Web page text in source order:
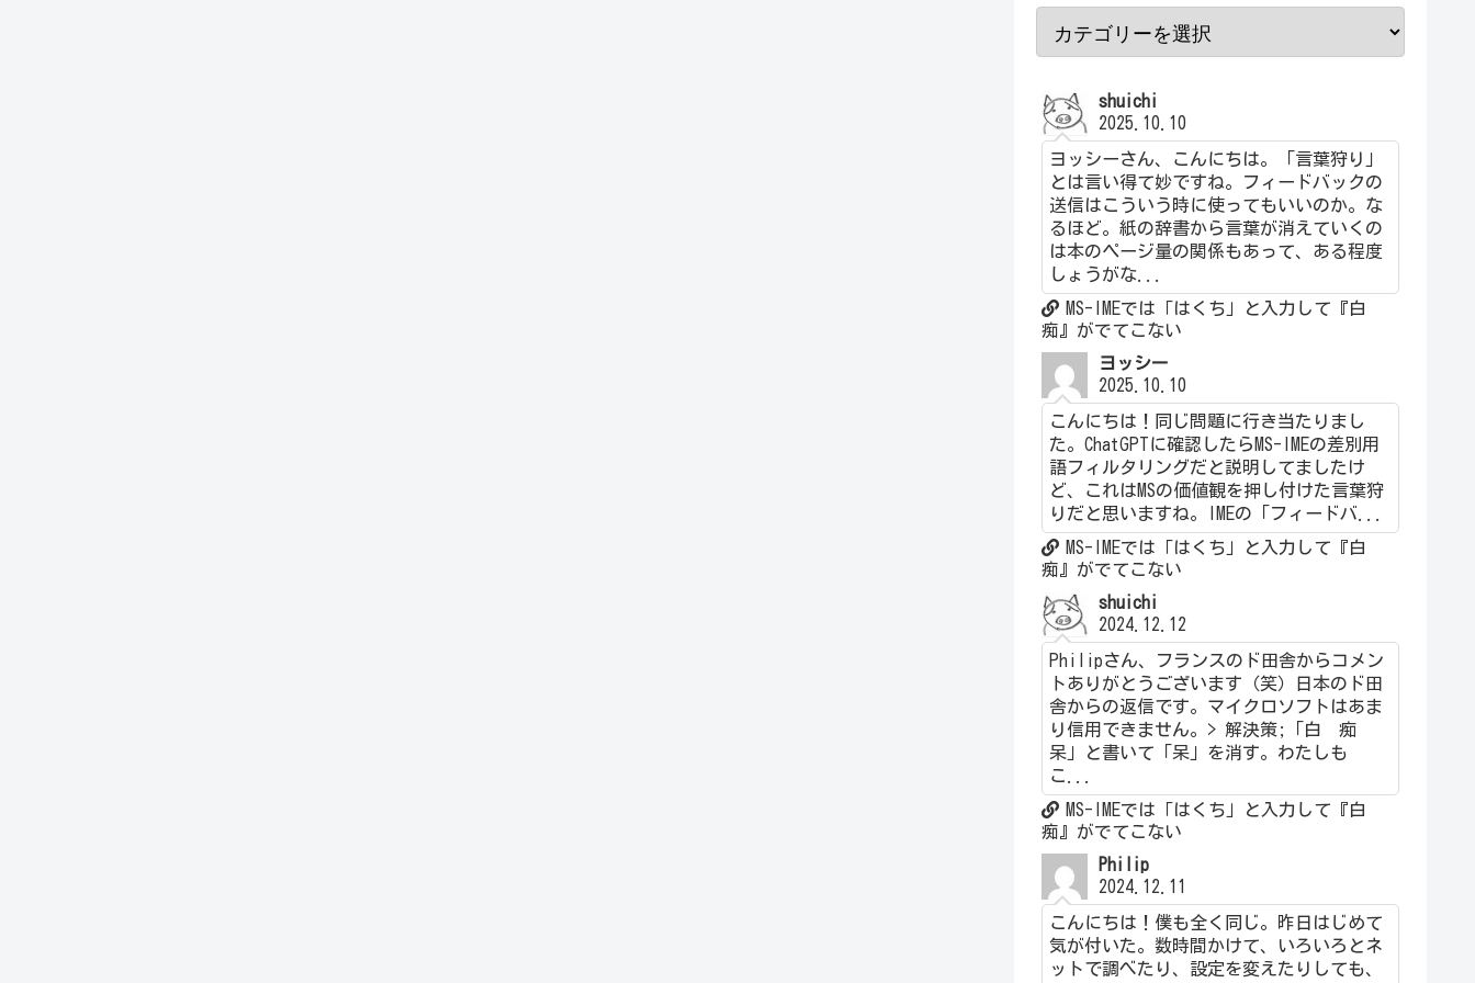
shuichi
2025.10.10
ヨッシーさん、こんにちは。「言葉狩り」
とは言い得て妙ですね。フィードバックの
送信はこういう時に使ってもいいのか。な
るほど。紙の辞書から言葉が消えていくの
は本のページ量の関係もあって、ある程度
しょうがな...
MS-IMEでは「はくち」と入力して『白
痴』がでてこない
ヨッシー
2025.10.10
こんにちは！同じ問題に行き当たりまし
た。ChatGPTに確認したらMS-IMEの差別用
語フィルタリングだと説明してましたけ
ど、これはMSの価値観を押し付けた言葉狩
りだと思いますね。IMEの「フィードバ...
MS-IMEでは「はくち」と入力して『白
痴』がでてこない
shuichi
2024.12.12
Philipさん、フランスのド田舎からコメン
トありがとうございます（笑）日本のド田
舎からの返信です。マイクロソフトはあま
り信用できません。> 解決策;「白 痴
呆」と書いて「呆」を消す。わたしも
こ...
MS-IMEでは「はくち」と入力して『白
痴』がでてこない
Philip
2024.12.11
こんにちは！僕も全く同じ。昨日はじめて
気が付いた。数時間かけて、いろいろとネ
ットで調べたり、設定を変えたりしても、